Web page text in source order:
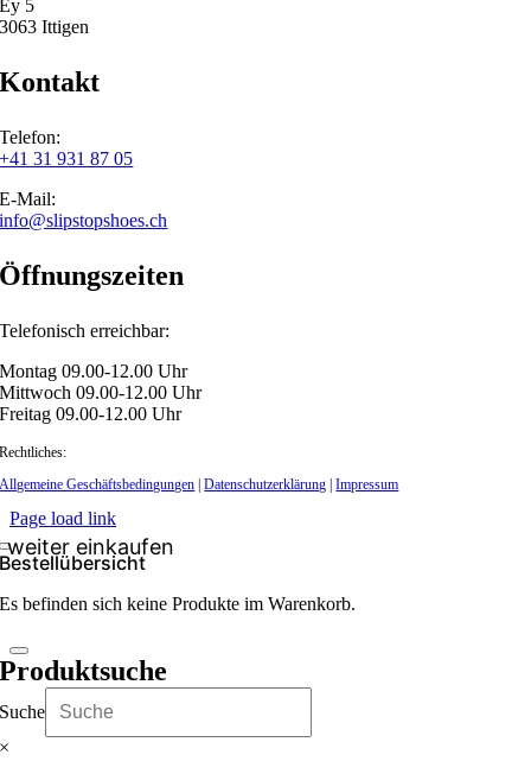
Ey 5
3063 Ittigen
Kontakt
Telefon:
+41 31 931 87 05
E-Mail:
info@slipstopshoes.ch
Öffnungszeiten
Telefonisch erreichbar:
Montag 09.00-12.00 Uhr
Mittwoch 09.00-12.00 Uhr
Freitag 09.00-12.00 Uhr
Rechtliches:
Allgemeine Geschäftsbedingungen |Datenschutzerklärung |Impressum
Page load link
Bestellübersicht
Es befinden sich keine Produkte im Warenkorb.
Produktsuche
Suche
×